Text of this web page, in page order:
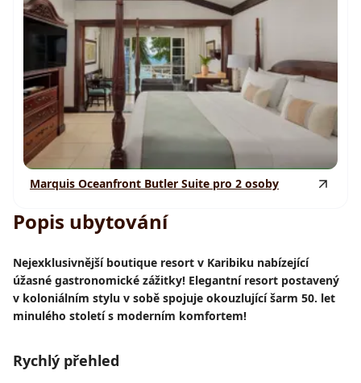
Marquis Oceanfront Butler Suite pro 2 osoby
Popis ubytování
Nejexklusivnější boutique resort v Karibiku nabízející
úžasné gastronomické zážitky! Elegantní resort postavený
v koloniálním stylu v sobě spojuje okouzlující šarm 50. let
minulého století s moderním komfortem!
Rychlý přehled